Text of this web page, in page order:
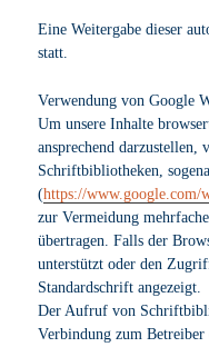
Eine Weitergabe dieser
statt.
Verwendung von Google
Um unsere Inhalte
ansprechend darzustellen,
Schriftbibliotheken,
(https://www.google.com/
zur Vermeidung
übertragen. Falls der
unterstützt oder den
Standardschrift angezeigt.
Der Aufruf von
Verbindung zum